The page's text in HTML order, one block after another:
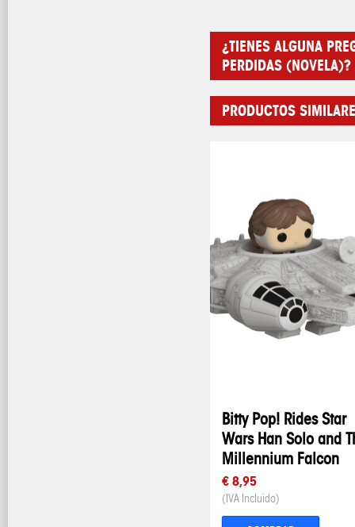
¿TIENES ALGUNA
PERDIDAS (NOVELA)?
PRODUCTOS
Bitty Pop! Rides Star
Wars Han Solo and
Millennium Falcon
€ 8,95
(IVA Incluido)